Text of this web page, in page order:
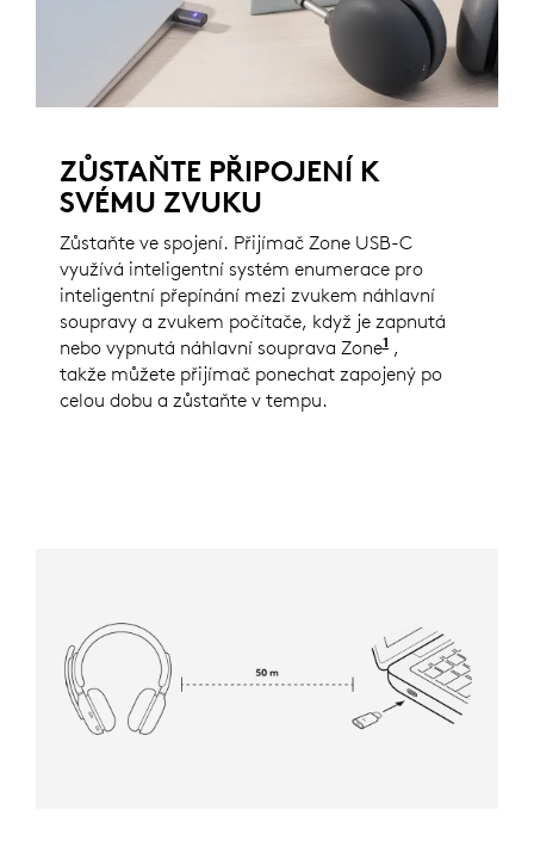
ZŮSTAŇTE PŘIPOJENÍ K
SVÉMU ZVUKU
Zůstaňte ve spojení. Přijímač Zone USB-C
využívá inteligentní systém enumerace pro
inteligentní přepínání mezi zvukem náhlavní
soupravy a zvukem počítače, když je zapnutá
nebo vypnutá náhlavní souprava Zone1 Úplný seznam
,
takže můžete přijímač ponechat zapojený po
celou dobu a zůstaňte v tempu.